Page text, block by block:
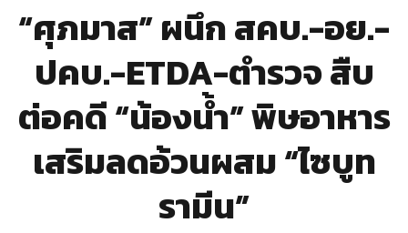
“ศุภมาส” ผนึก สคบ.-อย.-
ปคบ.-ETDA-ตำรวจ สืบ
ต่อคดี “น้องน้ำ” พิษอาหาร
เสริมลดอ้วนผสม “ไซบูท
รามีน”